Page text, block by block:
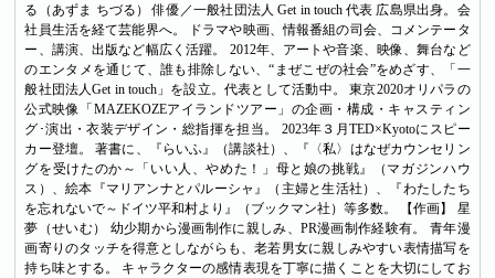
る（あずま ちづる） 俳優／一般社団法人 Get in touch 代表 広島県出身。会
社員生活を経て芸能界へ。 ドラマや映画、情報番組の司会、コメンテータ
ー、講演、出版など幅広く活躍。 2012年、アートや音楽、映像、舞台など
のエンタメを通じて、誰も排除しない、“まぜこぜの社会”をめざす、「一
般社団法人Get in touch」を設立。代表として活動中。 東京2020オリパラの
公式映像「MAZEKOZEアイランドツアー」の企画・構成・キャスティン
グ･演出・衣装デザイン・総指揮を担当。 2023年３月TED×Kyotoにスピー
カー登壇。 著書に、『らいふ』（講談社）、『〈私〉はなぜカウンセリン
グを受けたのか～「いい人、やめた！」母と娘の挑戦』（マガジンハウ
ス）、絵本『マリアンナとパルーシャ』（主婦と生活社）、『わたしたち
を忘れないで～ドイツ平和村より』（ブックマン社）等多数。 【作画】 星
夢（せいむ） 幼少期から漫画制作に親しみ、PR漫画制作経験有。 青年漫
画寄りのタッチを得意としながらも、老若男女に親しみやすい表情描写を
持ち味とする。 キャラクターの感情表現を丁寧に描くことを大切にしてお